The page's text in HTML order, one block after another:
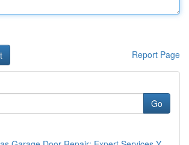
Report Page
Go